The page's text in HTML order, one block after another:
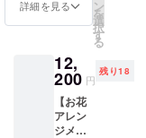
使用可
離島に
はお花
をお届
けでき
ません
レンジ
しま
す。
（沖
縄・離
島には
お届け
込
み)→10,
500円。
季節感
あふれ
る自然
の美し
さを活
かすよ
詳細を見る ン
を
選
択
す
る
12,
200 円
残り18
【お花
アレン
ジメン